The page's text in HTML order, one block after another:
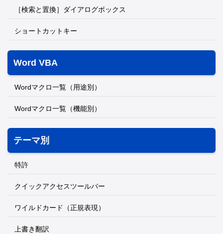
［検索と置換］ダイアログボックス
ショートカットキー
Word VBA
Wordマクロ一覧（用途別）
Wordマクロ一覧（機能別）
テーマ別
特許
クイックアクセスツールバー
ワイルドカード（正規表現）
上書き翻訳